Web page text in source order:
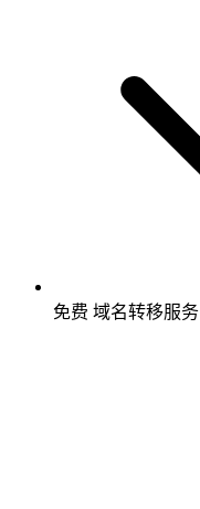
免费 域名转移服务